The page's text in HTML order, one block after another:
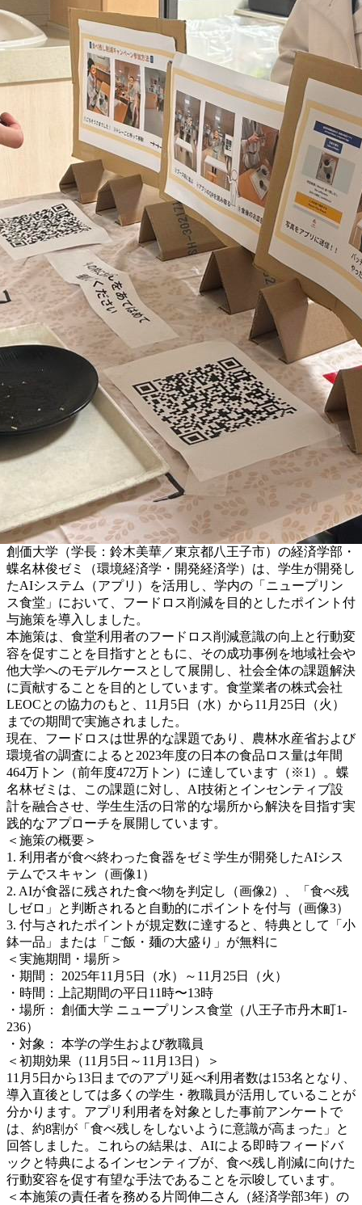
創価大学（学長：鈴木美華／東京都八王子市）の経済学部・
蝶名林俊ゼミ（環境経済学・開発経済学）は、学生が開発し
たAIシステム（アプリ）を活用し、学内の「ニュープリン
ス食堂」において、フードロス削減を目的としたポイント付
与施策を導入しました。
本施策は、食堂利用者のフードロス削減意識の向上と行動変
容を促すことを目指すとともに、その成功事例を地域社会や
他大学へのモデルケースとして展開し、社会全体の課題解決
に貢献することを目的としています。食堂業者の株式会社
LEOCとの協力のもと、11月5日（水）から11月25日（火）
までの期間で実施されました。
現在、フードロスは世界的な課題であり、農林水産省および
環境省の調査によると2023年度の日本の食品ロス量は年間
464万トン（前年度472万トン）に達しています（※1）。蝶
名林ゼミは、この課題に対し、AI技術とインセンティブ設
計を融合させ、学生生活の日常的な場所から解決を目指す実
践的なアプローチを展開しています。
＜施策の概要＞
1. 利用者が食べ終わった食器をゼミ学生が開発したAIシス
テムでスキャン（画像1）
2. AIが食器に残された食べ物を判定し（画像2）、「食べ残
しゼロ」と判断されると自動的にポイントを付与（画像3）
3. 付与されたポイントが規定数に達すると、特典として「小
鉢一品」または「ご飯・麺の大盛り」が無料に
＜実施期間・場所＞
・期間： 2025年11月5日（水）～11月25日（火）
・時間：上記期間の平日11時〜13時
・場所： 創価大学 ニュープリンス食堂（八王子市丹木町1-
236）
・対象： 本学の学生および教職員
＜初期効果（11月5日～11月13日）＞
11月5日から13日までのアプリ延べ利用者数は153名となり、
導入直後としては多くの学生・教職員が活用していることが
分かります。アプリ利用者を対象とした事前アンケートで
は、約8割が「食べ残しをしないように意識が高まった」と
回答しました。これらの結果は、AIによる即時フィードバ
ックと特典によるインセンティブが、食べ残し削減に向けた
行動変容を促す有望な手法であることを示唆しています。
＜本施策の責任者を務める片岡伸二さん（経済学部3年）の